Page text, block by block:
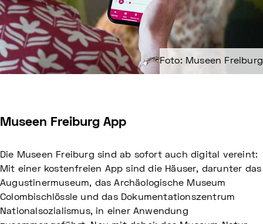
Foto: Museen Freiburg
Museen Freiburg App
Die Museen Freiburg sind ab sofort auch digital vereint:
Mit einer kostenfreien App sind die Häuser, darunter das
Augustinermuseum, das Archäologische Museum
Colombischlössle und das Dokumentationszentrum
Nationalsozialismus, in einer Anwendung